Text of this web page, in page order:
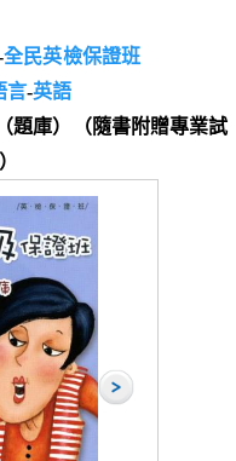
全民英檢保證班
言-英語
題庫）（隨書附贈專業試